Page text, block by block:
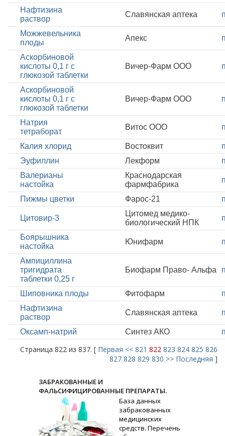
Нафтизина
раствор
Славянская аптека
Можжевельника
плоды
Апекс
Аскорбиновой
кислоты 0,1 г с
глюкозой таблетки
Вичер-Фарм ООО
Аскорбиновой
кислоты 0,1 г с
глюкозой таблетки
Вичер-Фарм ООО
Натрия
тетраборат
Витос ООО
Калия хлорид Востоквит
Эуфиллин
Лекформ
Валерианы
настойка
Краснодарская
фармфабрика
Пижмы цветки Фарос-21
Цитовир-3
Цитомед медико-
биологический НПК
Боярышника
настойка
Юнифарм
Ампициллина
тригидрата
таблетки 0,25 г
Биофарм Право- Альфа
Шиповника плоды Фитофарм
Нафтизина
раствор
Славянская аптека
Оксамп-натрий Синтез АКО
Страница 822 из 837. [ Первая << 821 822 823 824 825 826
827 828 829 830 >> Последняя ]
ЗАБРАКОВАННЫЕ И
ФАЛЬСИФИЦИРОВАННЫЕ ПРЕПАРАТЫ.
База данных
забракованных
медицинских
средств. Перечень